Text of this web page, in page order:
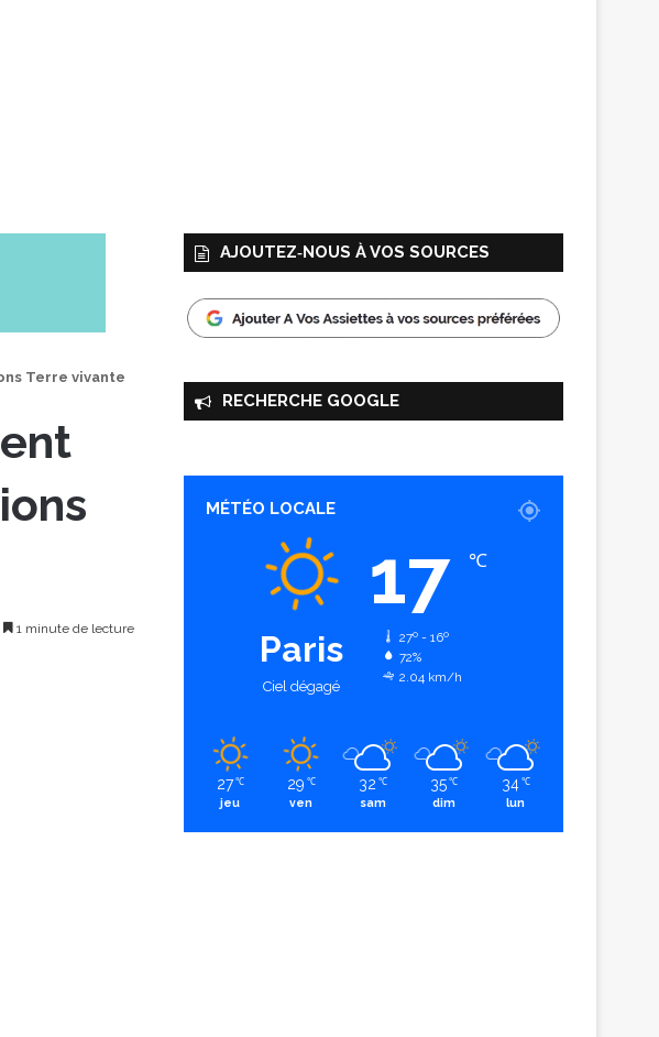
Terre vivante
1 minute de lecture
AJOUTEZ‑NOUS À VOS SOURCES
RECHERCHE GOOGLE
MÉTÉO LOCALE
Paris
Ciel dégagé
17 ℃
27º - 16º
72%
2.04 km/h
27 ℃
jeu
29 ℃
ven
32 ℃
sam
35 ℃
dim
34 ℃
lun